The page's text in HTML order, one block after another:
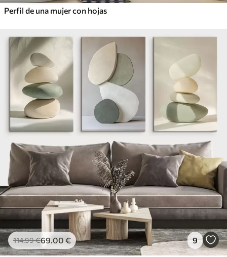
Perfil de una mujer con hojas
114.99€69.00 € 9